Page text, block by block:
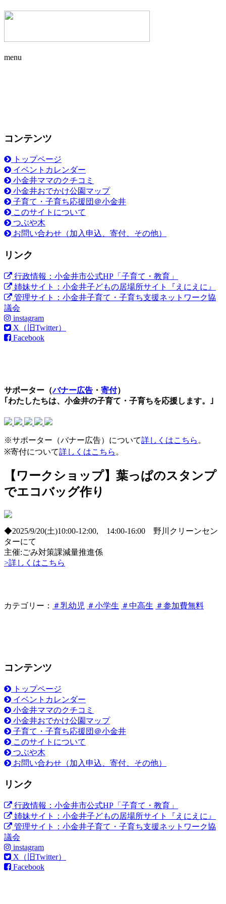
menu
コンテンツ
トップページ
イベントカレンダー
小金井ママのクチコミ
小金井おでかけ公園マップ
子育て・子育ち応援団＠小金井
このサイトについて
つぶや木
お問い合わせ（加入申込、寄付、その他）
リンク
行政情報：小金井市公式HP「子育て・教育」
姉妹サイト：小金井子どもの居場所サイト『えにえに』
管理サイト：小金井子育て・子育ち支援ネットワーク協
議会
instagram
X（旧Twitter）
Facebook
サポーター（バナー広告 ・ 寄付）
｢わたしたちは、小金井の子育て・子育ちを応援します。｣
※サポーター（バナー広告）について詳しくはこちら 。
※寄付について詳しくはこちら 。
【ワークショップ】葉っぱのスタンプ
でエコバッグ作り
◆2025/9/20(土)10:00-12:00, 14:00-16:00 野川クリーンセン
ターにて
主催:ごみ対策課減量推進係
>詳しくはこちら
カテゴリー： ＃乳幼児 ＃小学生 ＃中高生 ＃参加費無料
コンテンツ
トップページ
イベントカレンダー
小金井ママのクチコミ
小金井おでかけ公園マップ
子育て・子育ち応援団＠小金井
このサイトについて
つぶや木
お問い合わせ（加入申込、寄付、その他）
リンク
行政情報：小金井市公式HP「子育て・教育」
姉妹サイト：小金井子どもの居場所サイト『えにえに』
管理サイト：小金井子育て・子育ち支援ネットワーク協
議会
instagram
X（旧Twitter）
Facebook